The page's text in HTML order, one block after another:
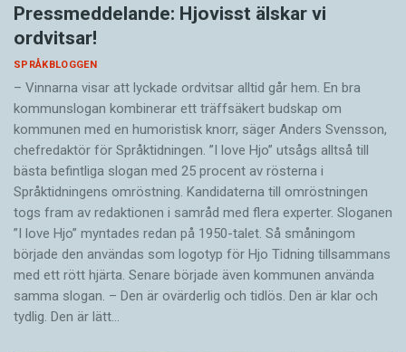
Pressmeddelande: Hjovisst älskar vi
ordvitsar!
SPRÅKBLOGGEN
– Vinnarna visar att lyckade ordvitsar alltid går hem. En bra
kommunslogan kombinerar ett träffsäkert budskap om
kommunen med en humoristisk knorr, säger Anders Svensson,
chefredaktör för Språktidningen. ”I love Hjo” utsågs alltså till
bästa befintliga slogan med 25 procent av rösterna i
Språktidningens omröstning. Kandidaterna till omröstningen
togs fram av redaktionen i samråd med flera experter. Sloganen
”I love Hjo” myntades redan på 1950-talet. Så småningom
började den användas som logotyp för Hjo Tidning tillsammans
med ett rött hjärta. Senare började även kommunen använda
samma slogan. – Den är ovärderlig och tidlös. Den är klar och
tydlig. Den är lätt…